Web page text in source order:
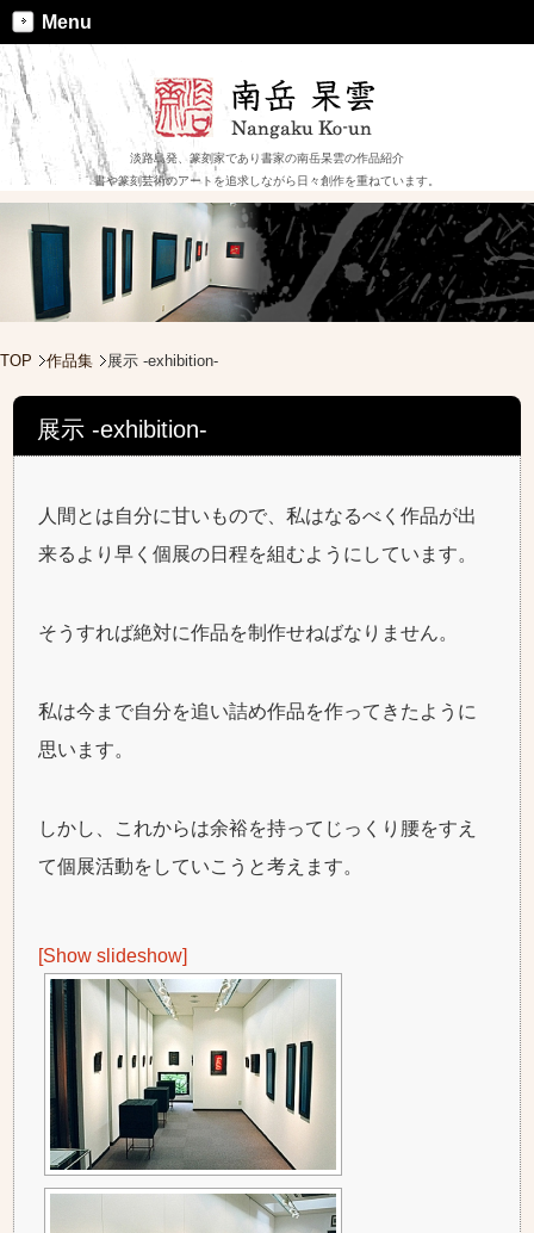
淡路島発、篆刻家であり書家の南岳杲雲の作品紹介
書や篆刻芸術のアートを追求しながら日々創作を重ねています。
Menu
TOP 作品集 展示 -exhibition-
展示 -exhibition-
人間とは自分に甘いもので、私はなるべく作品が出
来るより早く個展の日程を組むようにしています。
そうすれば絶対に作品を制作せねばなりません。
私は今まで自分を追い詰め作品を作ってきたように
思います。
しかし、これからは余裕を持ってじっくり腰をすえ
て個展活動をしていこうと考えます。
[Show slideshow]